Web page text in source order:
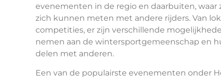
evenementen in de regio en daarbuiten,
zich kunnen meten met andere rijders. Van
competities, er zijn verschillende
nemen aan de wintersportgemeenschap en
delen met anderen.
Een van de populairste evenementen onder